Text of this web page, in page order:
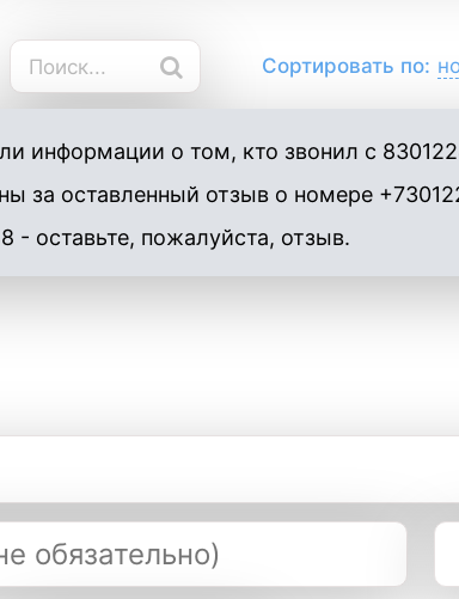
Сортировать по:
информации о том, кто звонил с
за оставленный отзыв о номере
- оставьте, пожалуйста, отзыв.